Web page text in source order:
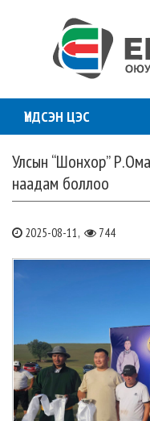
ҮНДСЭН ЦЭС
Улсын “Шонхор”
наадам боллоо
2025-08-11, 744